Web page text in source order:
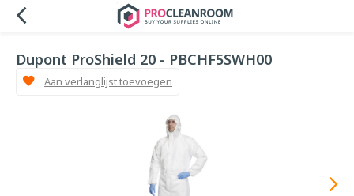
Dupont ProShield 20 - PBCHF5SWH00
Aan verlanglijst toevoegen